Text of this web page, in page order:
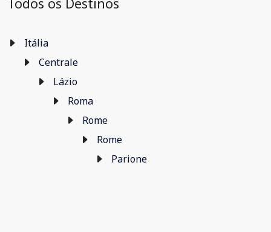
Itália
Centrale
Lázio
Roma
Rome
Rome
Parione